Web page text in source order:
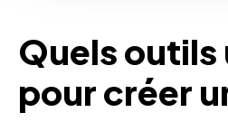
Quels
pour créer